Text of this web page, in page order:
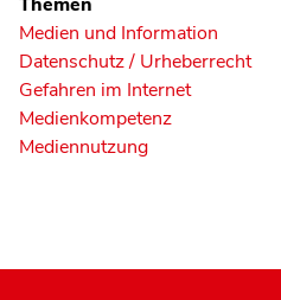
Medien und Information
Datenschutz / Urheberrecht
Gefahren im Internet
Medienkompetenz
Mediennutzung